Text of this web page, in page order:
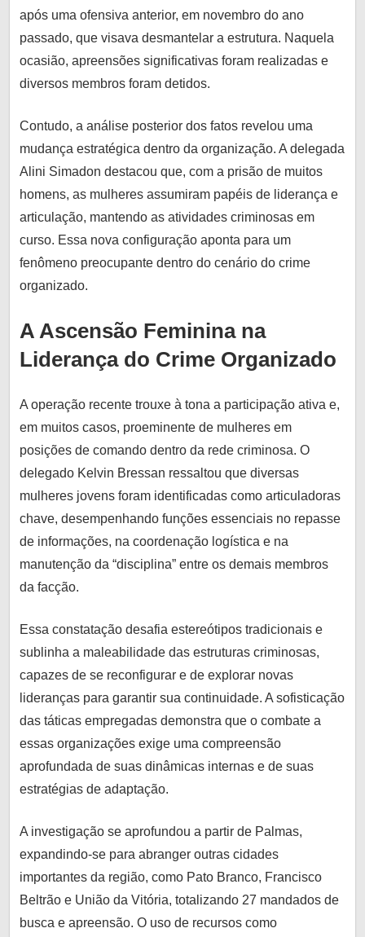
após uma ofensiva anterior, em novembro do ano
passado, que visava desmantelar a estrutura. Naquela
ocasião, apreensões significativas foram realizadas e
diversos membros foram detidos.
Contudo, a análise posterior dos fatos revelou uma
mudança estratégica dentro da organização. A delegada
Alini Simadon destacou que, com a prisão de muitos
homens, as mulheres assumiram papéis de liderança e
articulação, mantendo as atividades criminosas em
curso. Essa nova configuração aponta para um
fenômeno preocupante dentro do cenário do crime
organizado.
A Ascensão Feminina na
Liderança do Crime Organizado
A operação recente trouxe à tona a participação ativa e,
em muitos casos, proeminente de mulheres em
posições de comando dentro da rede criminosa. O
delegado Kelvin Bressan ressaltou que diversas
mulheres jovens foram identificadas como articuladoras
chave, desempenhando funções essenciais no repasse
de informações, na coordenação logística e na
manutenção da “disciplina” entre os demais membros
da facção.
Essa constatação desafia estereótipos tradicionais e
sublinha a maleabilidade das estruturas criminosas,
capazes de se reconfigurar e de explorar novas
lideranças para garantir sua continuidade. A sofisticação
das táticas empregadas demonstra que o combate a
essas organizações exige uma compreensão
aprofundada de suas dinâmicas internas e de suas
estratégias de adaptação.
A investigação se aprofundou a partir de Palmas,
expandindo-se para abranger outras cidades
importantes da região, como Pato Branco, Francisco
Beltrão e União da Vitória, totalizando 27 mandados de
busca e apreensão. O uso de recursos como